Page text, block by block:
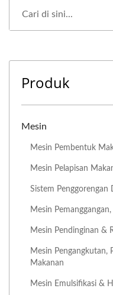
Produk
Mesin
Mesin Pembentuk
Mesin Pelapisan
Sistem
Mesin
Mesin Pendinginan &
Mesin Pengangkutan,
Makanan
Mesin Emulsifikasi &